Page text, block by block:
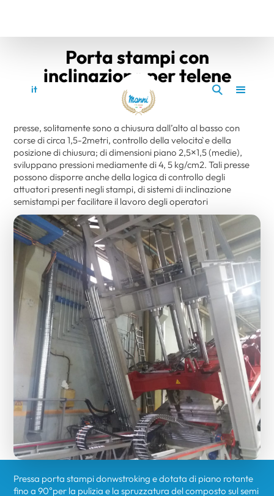
it
Porta stampi con
inclinazione per telene
presse, solitamente sono a chiusura dall’alto al basso con
corse di circa 1,5-2metri, controllo della velocità e della
posizione di chiusura; di dimensioni piano 2,5×1,5 (medie),
sviluppano pressioni mediamente di 4, 5 kg/cm2. Tali presse
possono disporre anche della logica di controllo degli
attuatori presenti negli stampi, di sistemi di inclinazione
semistampi per facilitare il lavoro degli operatori
Pressa porta stampi donwstroking e dotata di piano rotante
fino a 90°per la pulizia e la spruzzatura del composto sul semi